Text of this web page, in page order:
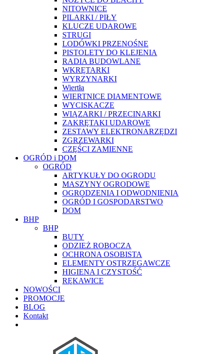
NITOWNICE
PILARKI / PIŁY
KLUCZE UDAROWE
STRUGI
LODÓWKI PRZENOŚNE
PISTOLETY DO KLEJENIA
RADIA BUDOWLANE
WKRĘTARKI
WYRZYNARKI
Wiertła
WIERTNICE DIAMENTOWE
WYCISKACZE
WIĄZARKI / PRZECINARKI
ZAKRĘTAKI UDAROWE
ZESTAWY ELEKTRONARZĘDZI
ZGRZEWARKI
CZĘŚCI ZAMIENNE
OGRÓD i DOM
OGRÓD
ARTYKUŁY DO OGRODU
MASZYNY OGRODOWE
OGRODZENIA I ODWODNIENIA
OGRÓD I GOSPODARSTWO
DOM
BHP
BHP
BUTY
ODZIEŻ ROBOCZA
OCHRONA OSOBISTA
ELEMENTY OSTRZEGAWCZE
HIGIENA I CZYSTOŚĆ
RĘKAWICE
NOWOŚCI
PROMOCJE
BLOG
Kontakt